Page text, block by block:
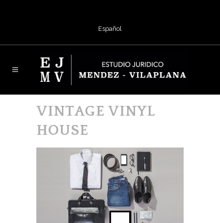
Español
VINTAGE VINYL
HOUSE